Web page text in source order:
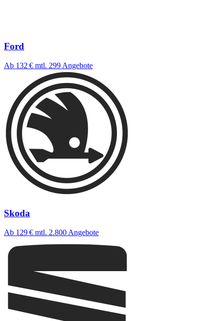
Ford
Ab 132 € mtl. 299 Angebote
Skoda
Ab 129 € mtl. 2.800 Angebote